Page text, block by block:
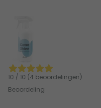
10 / 10 (4 beoordelingen)
Beoordeling